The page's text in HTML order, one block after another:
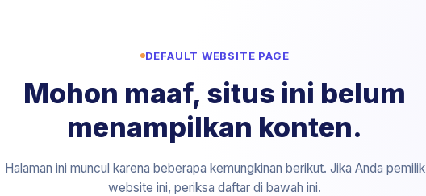
DEFAULT WEBSITE PAGE
Mohon maaf, situs ini belum
menampilkan konten.
Halaman ini muncul karena beberapa kemungkinan berikut. Jika Anda pemilik
website ini, periksa daftar di bawah ini.